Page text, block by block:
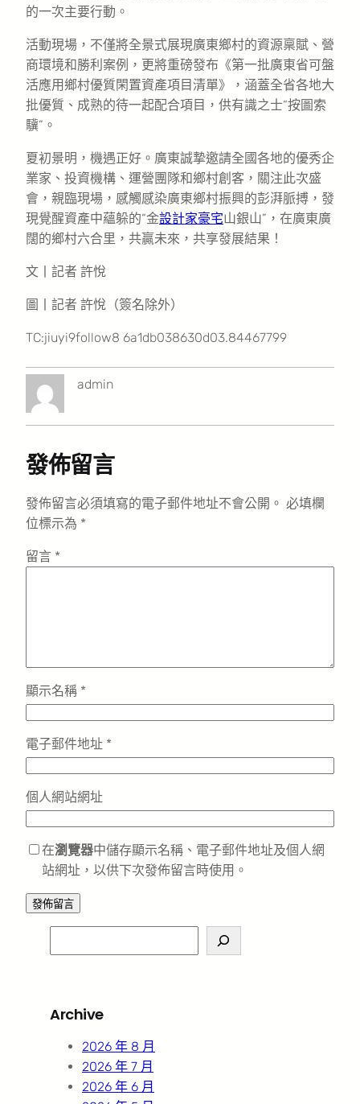
的一次主要行動。
活動現場，不僅將全景式展現廣東鄉村的資源稟賦、營
商環境和勝利案例，更將重磅發布《第一批廣東省可盤
活應用鄉村優質閑置資產項目清單》，涵蓋全省各地大
批優質、成熟的待一起配合項目，供有識之士“按圖索
驥”。
夏初景明，機遇正好。廣東誠摯邀請全國各地的優秀企
業家、投資機構、運營團隊和鄉村創客，關注此次盛
會，親臨現場，感觸感染廣東鄉村振興的彭湃脈搏，發
現覺醒資產中蘊躲的“金設計家豪宅山銀山”，在廣東廣
闊的鄉村六合里，共贏未來，共享發展結果！
文丨記者 許悅
圖丨記者 許悅（簽名除外）
TC:jiuyi9follow8 6a1db038630d03.84467799
admin
發佈留言
發佈留言必須填寫的電子郵件地址不會公開。 必填欄
位標示為 *
留言 *
顯示名稱 *
電子郵件地址 *
個人網站網址
在瀏覽器中儲存顯示名稱、電子郵件地址及個人網
站網址，以供下次發佈留言時使用。
e
c
Archive
2026 年 8 月
2026 年 7 月
2026 年 6 月